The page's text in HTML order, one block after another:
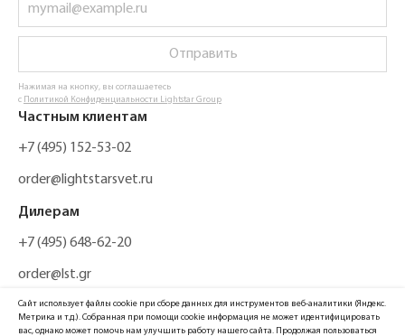
Отправить
Нажимая на кнопку, вы соглашаетесь
с Политикой Конфиденциальности Lightstar Group
Частным клиентам
+7 (495) 152-53-02
order@lightstarsvet.ru
Дилерам
+7 (495) 648-62-20
order@lst.gr
Сайт использует файлы cookie при сборе данных для инструментов веб-аналитики (Яндекс.
Метрика и т.д.). Собранная при помощи cookie информация не может идентифицировать
вас, однако может помочь нам улучшить работу нашего сайта. Продолжая пользоваться